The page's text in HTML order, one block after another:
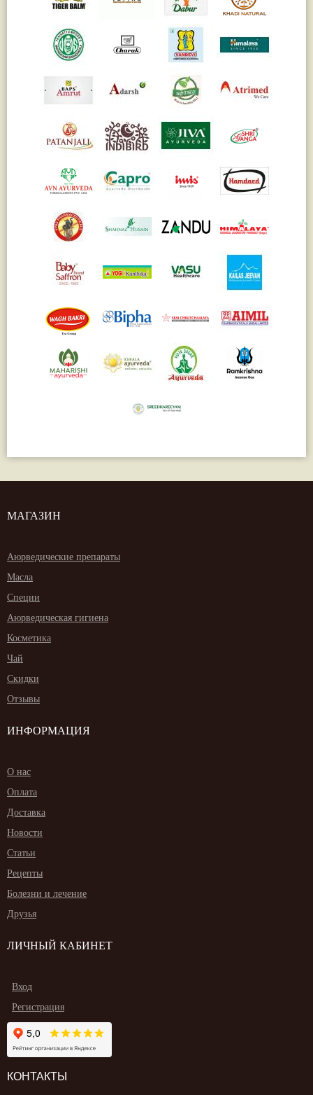
МАГАЗИН
Аюрведические препараты
Масла
Специи
Аюрведическая гигиена
Косметика
Чай
Скидки
Отзывы
ИНФОРМАЦИЯ
О нас
Оплата
Доставка
Новости
Статьи
Рецепты
Болезни и лечение
Друзья
ЛИЧНЫЙ КАБИНЕТ
Вход
Регистрация
КОНТАКТЫ